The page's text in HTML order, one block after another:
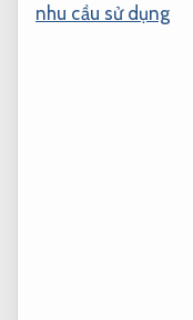
nhu cầu sử dụng